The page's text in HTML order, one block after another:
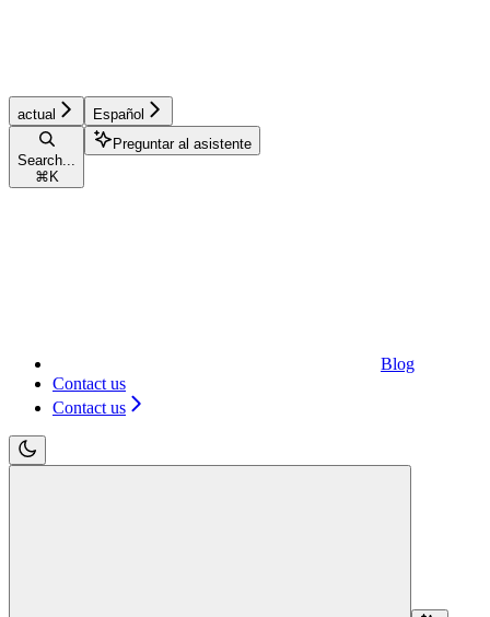
actual Español
Search...
⌘ K
Preguntar al asistente
Blog
Contact us
Contact us